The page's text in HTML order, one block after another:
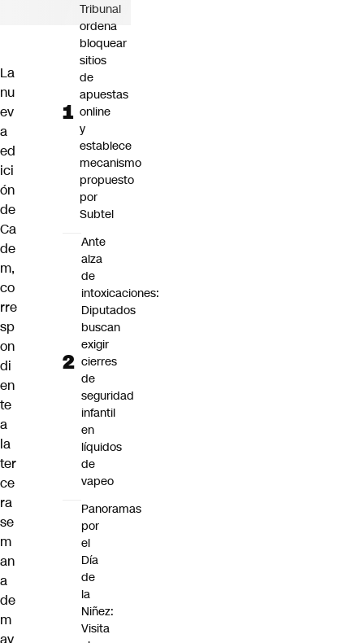
La
nu
ev
a
ed
ici
ón
de
Ca
de
m,
co
rre
sp
on
di
en
te
a
la
ter
ce
ra
se
m
an
a
de
m
Tribunal
ordena
bloquear
sitios
de
apuestas
online
y
establece
mecanismo
propuesto
por
Subtel
Ante
alza
de
intoxicaciones:
Diputados
buscan
exigir
cierres
de
seguridad
infantil
en
líquidos
de
vapeo
Panoramas
por
el
Día
de
la
Niñez:
Visita